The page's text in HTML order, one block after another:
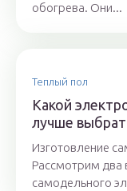
обогрева. Они...
Теплый пол
Какой
лучше
Изготовление
Рассмотрим два
самодельного